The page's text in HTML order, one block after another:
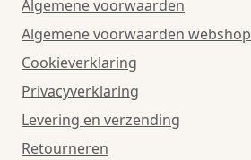
Algemene voorwaarden
Algemene voorwaarden webshop
Cookieverklaring
Privacyverklaring
Levering en verzending
Retourneren